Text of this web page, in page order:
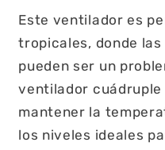
Este ventilador es
tropicales, donde
pueden ser un
ventilador cuádruple
mantener la
los niveles ideales